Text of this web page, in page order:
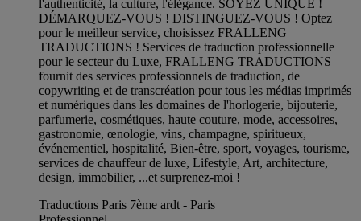
l'authenticité, la culture, l'élégance. SOYEZ UNIQUE !
DÉMARQUEZ-VOUS ! DISTINGUEZ-VOUS ! Optez
pour le meilleur service, choisissez FRALLENG
TRADUCTIONS ! Services de traduction professionnelle
pour le secteur du Luxe, FRALLENG TRADUCTIONS
fournit des services professionnels de traduction, de
copywriting et de transcréation pour tous les médias imprimés
et numériques dans les domaines de l'horlogerie, bijouterie,
parfumerie, cosmétiques, haute couture, mode, accessoires,
gastronomie, œnologie, vins, champagne, spiritueux,
événementiel, hospitalité, Bien-être, sport, voyages, tourisme,
services de chauffeur de luxe, Lifestyle, Art, architecture,
design, immobilier, ...et surprenez-moi !
Traductions Paris 7ème ardt - Paris